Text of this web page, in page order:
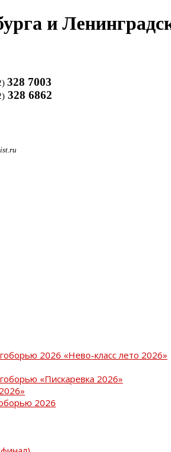
и
328 7003
328 6862
2026 «Нево-класс лето 2026»
«Пискаревка 2026»
2026